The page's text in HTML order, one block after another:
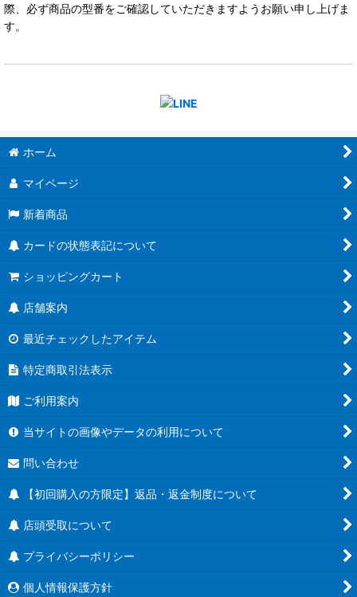
際、必ず商品の型番をご確認していただきますようお願い申し上げま
す。
ホーム
マイページ
新着商品
カードの状態表記について
ショッピングカート
店舗案内
最近チェックしたアイテム
特定商取引法表示
ご利用案内
当サイトの画像やデータの利用について
問い合わせ
【初回購入の方限定】返品・返金制度について
店頭受取について
プライバシーポリシー
個人情報保護方針